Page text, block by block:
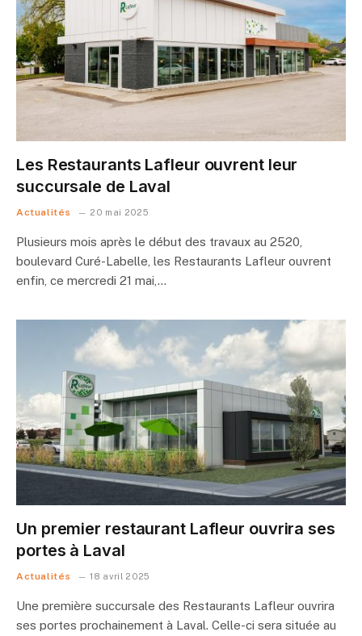
Les Restaurants Lafleur ouvrent leur
succursale de Laval
Actualités 20 mai 2025
Plusieurs mois après le début des travaux au 2520,
boulevard Curé-Labelle, les Restaurants Lafleur ouvrent
enfin, ce mercredi 21 mai,…
Un premier restaurant Lafleur ouvrira ses
portes à Laval
Actualités 18 avril 2025
Une première succursale des Restaurants Lafleur ouvrira
ses portes prochainement à Laval. Celle-ci sera située au